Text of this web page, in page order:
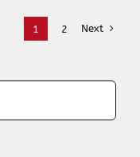
1 2 Next